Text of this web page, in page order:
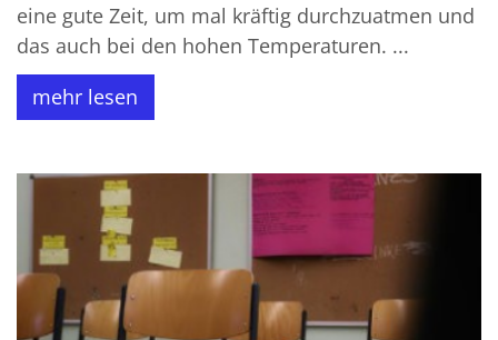
eine gute Zeit, um mal kräftig durchzuatmen und
das auch bei den hohen Temperaturen. ...
mehr lesen